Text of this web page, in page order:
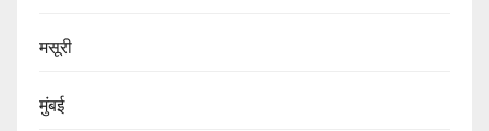
मसूरी
मुंबई